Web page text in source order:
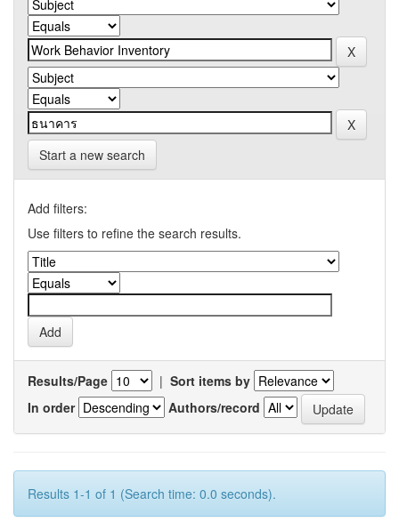
Start a new search
Add filters:
Use filters to refine the search results.
Results/Page | Sort items by
In order
Authors/record
Results 1-1 of 1 (Search time: 0.0 seconds).